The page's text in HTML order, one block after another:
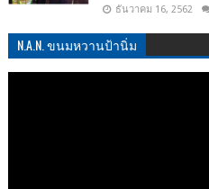
ธันวาคม 16, 2562
N.A.N. ขนมหวานป้านิ่ม